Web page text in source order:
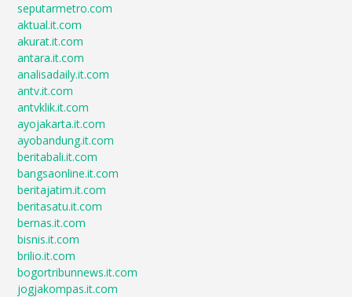
seputarmetro.com
aktual.it.com
akurat.it.com
antara.it.com
analisadaily.it.com
antv.it.com
antvklik.it.com
ayojakarta.it.com
ayobandung.it.com
beritabali.it.com
bangsaonline.it.com
beritajatim.it.com
beritasatu.it.com
bernas.it.com
bisnis.it.com
brilio.it.com
bogortribunnews.it.com
jogjakompas.it.com